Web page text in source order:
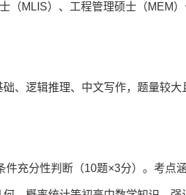
（MLIS）、工程管理硕士（MEM）
、逻辑推理、中文写作，题量较大
充分性判断（10题×3分）。考点